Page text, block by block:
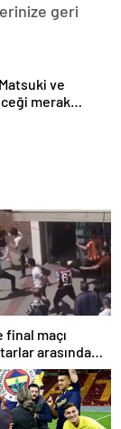
geri
ve
merak
final maçı
arasında